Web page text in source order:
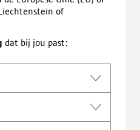
of
dat bij jou past: